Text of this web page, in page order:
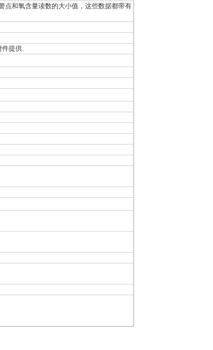
点和氧含量读数的大小值，这些数据都带有
件提供.